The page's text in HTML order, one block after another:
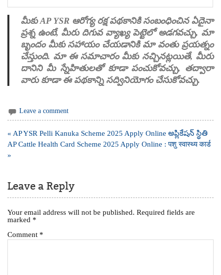
మీకు AP YSR ఆరోగ్య రక్ష పథకానికి సంబంధించిన ఏదైనా
ప్రశ్న ఉంటే, మీరు దిగువ వ్యాఖ్య పెట్టెలో అడగవచ్చు, మా
బృందం మీకు సహాయం చేయడానికి మా వంతు ప్రయత్నం
చేస్తుంది. మా ఈ సమాచారం మీకు నచ్చినట్లయితే, మీరు
దానిని మీ స్నేహితులతో కూడా పంచుకోవచ్చు, తద్వారా
వారు కూడా ఈ పథకాన్ని సద్వినియోగం చేసుకోవచ్చు.
Leave a comment
Post
navigation
« AP YSR Pelli Kanuka Scheme 2025 Apply Online అప్లికేషన్ స్థితి
AP Cattle Health Card Scheme 2025 Apply Online : पशु स्वास्थ्य कार्ड
»
Leave a Reply
Your email address will not be published. Required fields are
marked *
Comment *